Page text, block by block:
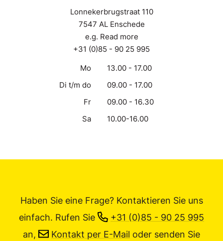
Lonnekerbrugstraat 110
7547 AL Enschede
e.g. Read more
+31 (0)85 - 90 25 995
Mo
13.00 - 17.00
Di t/m do
09.00 - 17.00
Fr
09.00 - 16.30
Sa
10.00-16.00
Haben Sie eine Frage? Kontaktieren Sie uns
einfach. Rufen Sie
+31 (0)85 - 90 25 995
an,
Kontakt per E-Mail oder senden Sie